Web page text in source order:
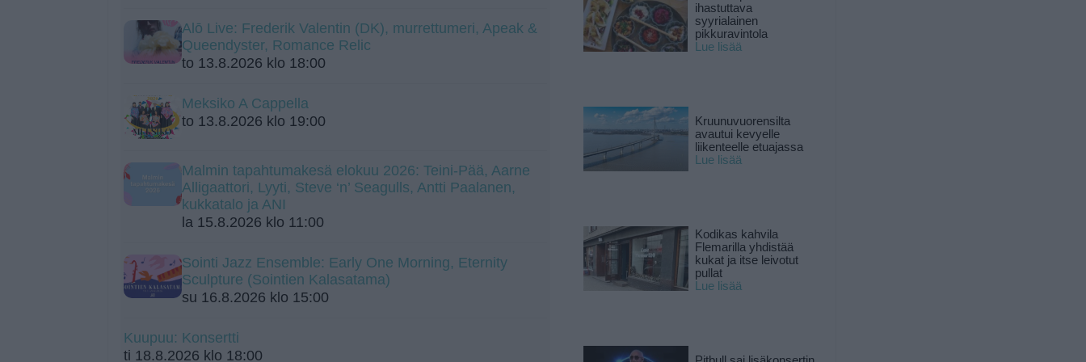
Alō Live: Frederik Valentin (DK), murrettumeri, Apeak &
Queendyster, Romance Relic
to 13.8.2026 klo 18:00
Meksiko A Cappella
to 13.8.2026 klo 19:00
Malmin tapahtumakesä elokuu 2026: Teini-Pää, Aarne
Alligaattori, Lyyti, Steve ‘n’ Seagulls, Antti Paalanen,
kukkatalo ja ANI
la 15.8.2026 klo 11:00
Sointi Jazz Ensemble: Early One Morning, Eternity
Sculpture (Sointien Kalasatama)
su 16.8.2026 klo 15:00
Kuupuu: Konsertti
ti 18.8.2026 klo 18:00
ihastuttava
syyrialainen
pikkuravintola
Lue lisää
Kruunuvuorensilta
avautui kevyelle
liikenteelle etuajassa
Lue lisää
Kodikas kahvila
Flemarilla yhdistää
kukat ja itse leivotut
pullat
Lue lisää